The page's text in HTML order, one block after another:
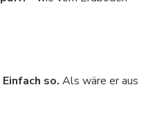
Einfach so. Als wäre er aus